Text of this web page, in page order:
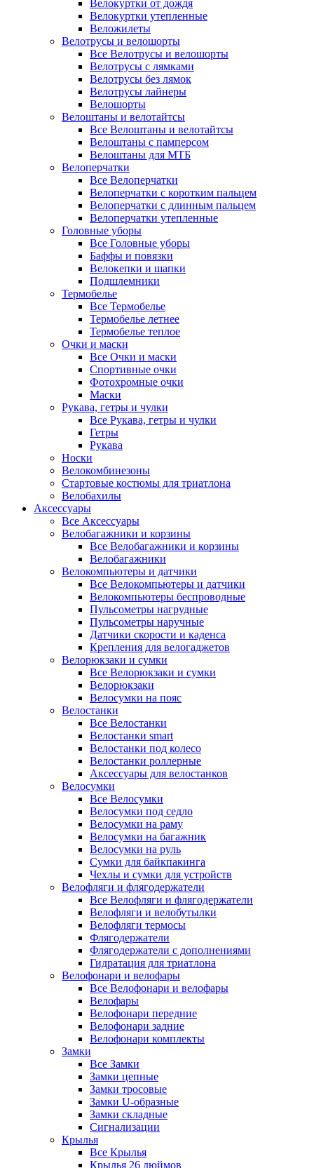
Велокуртки от дождя
Велокуртки утепленные
Веложилеты
Велотрусы и велошорты
Все Велотрусы и велошорты
Велотрусы с лямками
Велотрусы без лямок
Велотрусы лайнеры
Велошорты
Велоштаны и велотайтсы
Все Велоштаны и велотайтсы
Велоштаны с памперсом
Велоштаны для МТБ
Велоперчатки
Все Велоперчатки
Велоперчатки с коротким пальцем
Велоперчатки с длинным пальцем
Велоперчатки утепленные
Головные уборы
Все Головные уборы
Баффы и повязки
Велокепки и шапки
Подшлемники
Термобелье
Все Термобелье
Термобелье летнее
Термобелье теплое
Очки и маски
Все Очки и маски
Спортивные очки
Фотохромные очки
Маски
Рукава, гетры и чулки
Все Рукава, гетры и чулки
Гетры
Рукава
Носки
Велокомбинезоны
Стартовые костюмы для триатлона
Велобахилы
Аксессуары
Все Аксессуары
Велобагажники и корзины
Все Велобагажники и корзины
Велобагажники
Велокомпьютеры и датчики
Все Велокомпьютеры и датчики
Велокомпьютеры беспроводные
Пульсометры нагрудные
Пульсометры наручные
Датчики скорости и каденса
Крепления для велогаджетов
Велорюкзаки и сумки
Все Велорюкзаки и сумки
Велорюкзаки
Велосумки на пояс
Велостанки
Все Велостанки
Велостанки smart
Велостанки под колесо
Велостанки роллерные
Аксессуары для велостанков
Велосумки
Все Велосумки
Велосумки под седло
Велосумки на раму
Велосумки на багажник
Велосумки на руль
Сумки для байкпакинга
Чехлы и сумки для устройств
Велофляги и флягодержатели
Все Велофляги и флягодержатели
Велофляги и велобутылки
Велофляги термосы
Флягодержатели
Флягодержатели с дополнениями
Гидратация для триатлона
Велофонари и велофары
Все Велофонари и велофары
Велофары
Велофонари передние
Велофонари задние
Велофонари комплекты
Замки
Все Замки
Замки цепные
Замки тросовые
Замки U-образные
Замки складные
Сигнализации
Крылья
Все Крылья
Крылья 26 дюймов